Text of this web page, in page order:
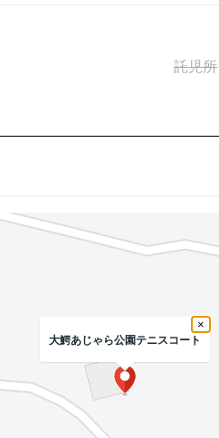
託児所
大鰐あじゃら公園テニスコート
×